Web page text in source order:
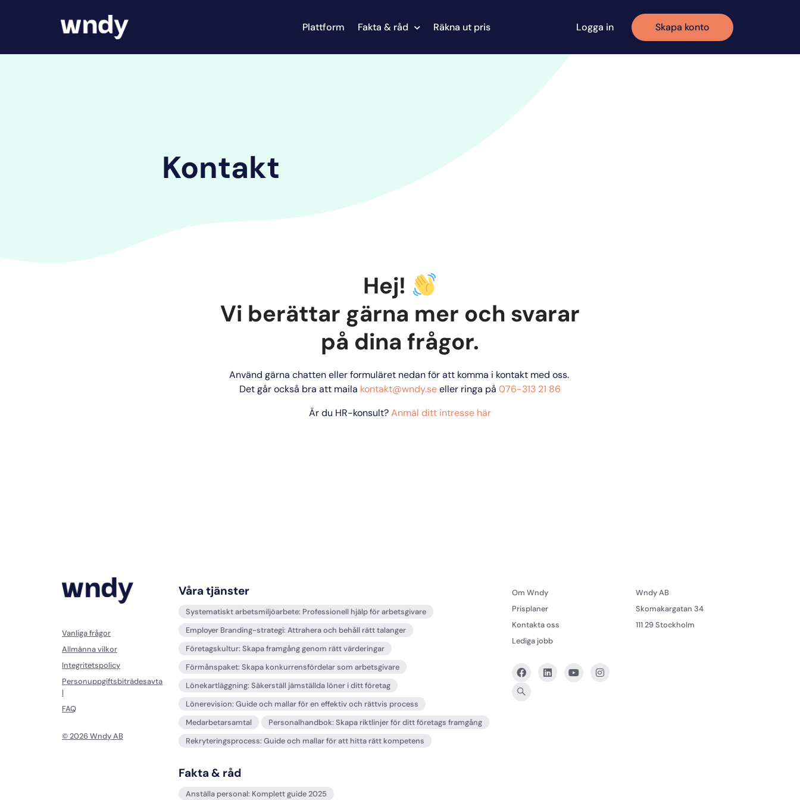
Plattform Fakta & råd Räkna ut pris Logga in Skapa konto
Kontakt
Hej!
Vi berättar gärna mer och svarar
på dina frågor.
Använd gärna chatten eller formuläret nedan för att komma i kontakt med oss.
Det går också bra att maila kontakt@wndy.se eller ringa på 076-313 21 86
Är du HR-konsult?Anmäl ditt intresse här
Vanliga frågor
Allmänna vilkor
Integritetspolicy
Personuppgiftsbiträdesavta
l
FAQ
© 2026 Wndy AB
Våra tjänster
Systematiskt arbetsmiljöarbete: Professionell hjälp för arbetsgivare
Employer Branding-strategi: Attrahera och behåll rätt talanger
Företagskultur: Skapa framgång genom rätt värderingar
Förmånspaket: Skapa konkurrensfördelar som arbetsgivare
Lönekartläggning: Säkerställ jämställda löner i ditt företag
Lönerevision: Guide och mallar för en effektiv och rättvis process
Medarbetarsamtal
Personalhandbok: Skapa riktlinjer för ditt företags framgång
Rekryteringsprocess: Guide och mallar för att hitta rätt kompetens
Fakta & råd
Anställa personal: Komplett guide 2025
Om Wndy
Prisplaner
Kontakta oss
Lediga jobb
Wndy AB
Skomakargatan 34
111 29 Stockholm